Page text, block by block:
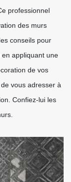
professionnel
des murs
conseils pour
appliquant une
de vos
vous adresser à
Confiez-lui les